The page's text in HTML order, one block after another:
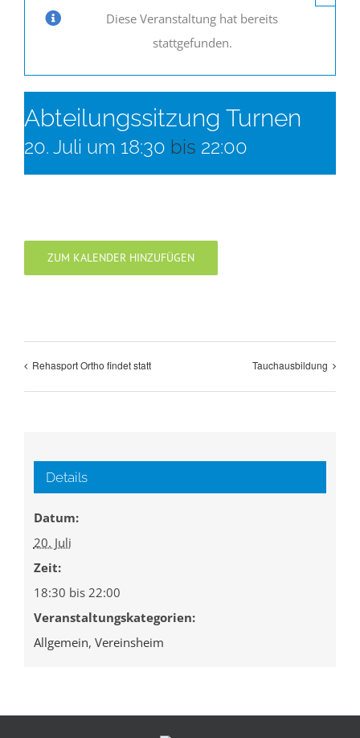
Diese Veranstaltung hat bereits
stattgefunden.
Abteilungssitzung Turnen
20. Juli um 18:30 bis 22:00
ZUM KALENDER HINZUFÜGEN
Rehasport Ortho findet statt Tauchausbildung
Details
Datum:
20. Juli
Zeit:
18:30 bis 22:00
Veranstaltungskategorien:
Allgemein, Vereinsheim